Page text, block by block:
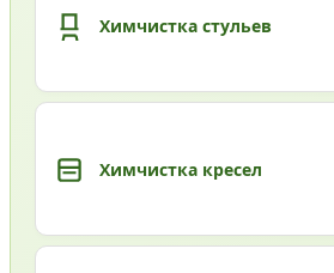
Химчистка стульев
Химчистка кресел